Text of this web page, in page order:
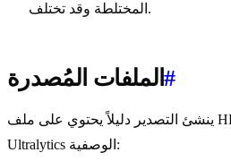
المختلطة وقد تختلف.
الملفات المُصدرة#
ينشئ التصدير دليلاً يحتوي على ملف HEF القابل للنشر وبيانات
Ultralytics الوصفية: